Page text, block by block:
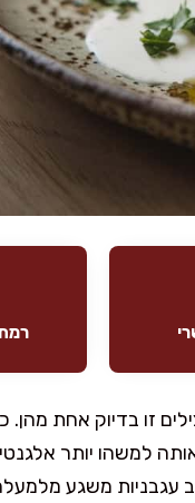
זו בדיוק אחת
למשהו יותר
עגבניות משגע